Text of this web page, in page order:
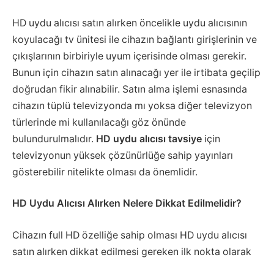
HD uydu alıcısı satın alırken öncelikle uydu alıcısının
koyulacağı tv ünitesi ile cihazın bağlantı girişlerinin ve
çıkışlarının birbiriyle uyum içerisinde olması gerekir.
Bunun için cihazın satın alınacağı yer ile irtibata geçilip
doğrudan fikir alınabilir. Satın alma işlemi esnasında
cihazın tüplü televizyonda mı yoksa diğer televizyon
türlerinde mi kullanılacağı göz önünde
bulundurulmalıdır. HD uydu alıcısı tavsiye için
televizyonun yüksek çözünürlüğe sahip yayınları
gösterebilir nitelikte olması da önemlidir.
HD Uydu Alıcısı Alırken Nelere Dikkat Edilmelidir?
Cihazın full HD özelliğe sahip olması HD uydu alıcısı
satın alırken dikkat edilmesi gereken ilk nokta olarak